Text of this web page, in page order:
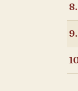
8.
9.